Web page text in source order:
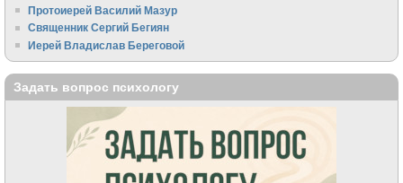
Протоиерей Василий Мазур
Священник Сергий Бегиян
Иерей Владислав Береговой
Задать вопрос психологу